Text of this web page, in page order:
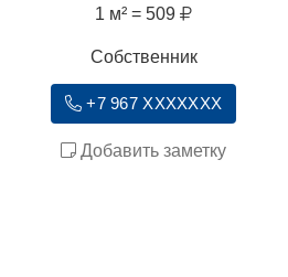
1 м² = 509
Собственник
+7 967 XXXXXXX
Добавить заметку